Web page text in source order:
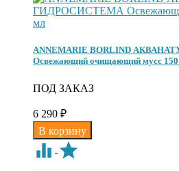
ANNEMARIE BORLIND
Освежающий очищающий мусс
ПОД ЗАКАЗ
6 290 ₽